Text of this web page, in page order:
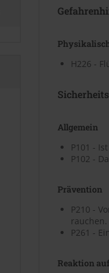
H226 -
Allgemein
P101 -
P102 -
Prävention
P210 -
rauchen.
P261 -
Reaktion